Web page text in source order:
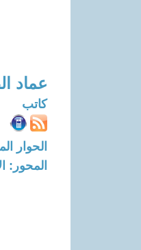
عماد
كاتب
الحوار المتمدن-
المحور: